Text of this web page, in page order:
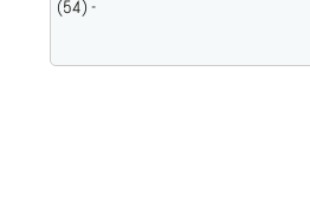
(54) -